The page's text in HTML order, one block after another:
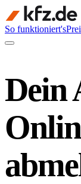
So funktioniert's
Dein